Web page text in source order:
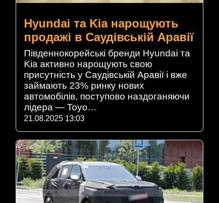
Hyundai та Kia нарощують
продажі в Саудівській Аравії
Південнокорейські бренди Hyundai та
Kia активно нарощують свою
присутність у Саудівській Аравії і вже
займають 23% ринку нових
автомобілів, поступово наздоганяючи
лідера — Toyo…
21.08.2025 13:03